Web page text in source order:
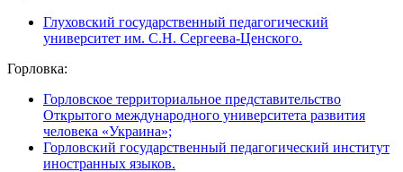
Глуховский государственный педагогический
университет им. С.Н. Сергеева-Ценского.
Горловка:
Горловское территориальное представительство
Открытого международного университета развития
человека «Украина»;
Горловский государственный педагогический институт
иностранных языков.